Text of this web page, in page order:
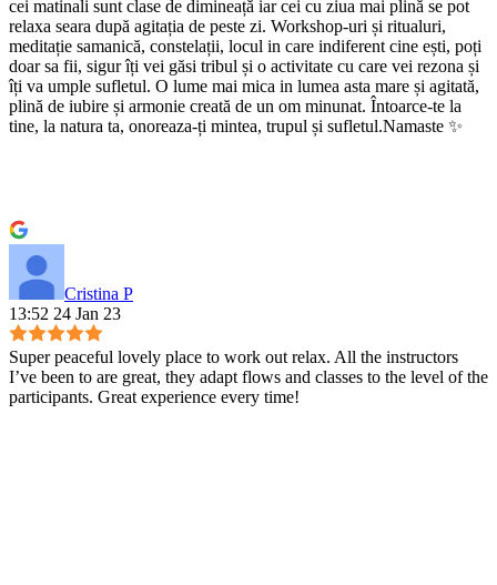
cei matinali sunt clase de dimineață iar cei cu ziua mai plină se pot
relaxa seara după agitația de peste zi. Workshop-uri și ritualuri,
meditație samanică, constelații, locul in care indiferent cine ești, poți
doar sa fii, sigur îți vei găsi tribul și o activitate cu care vei rezona și
îți va umple sufletul. O lume mai mica in lumea asta mare și agitată,
plină de iubire și armonie creată de un om minunat. Întoarce-te la
tine, la natura ta, onoreaza-ți mintea, trupul și sufletul.Namaste ✨
Cristina P
13:52 24 Jan 23
Super peaceful lovely place to work out relax. All the instructors
I’ve been to are great, they adapt flows and classes to the level of the
participants. Great experience every time!